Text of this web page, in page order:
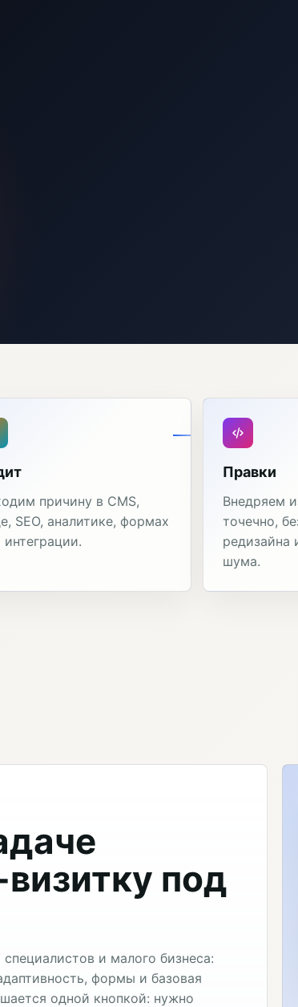
причину в CMS,
SEO, аналитике, формах
интеграции.
Правки
Внедряем
точечно,
редизайна
шума.
под
и малого бизнеса:
формы и базовая
одной кнопкой: нужно